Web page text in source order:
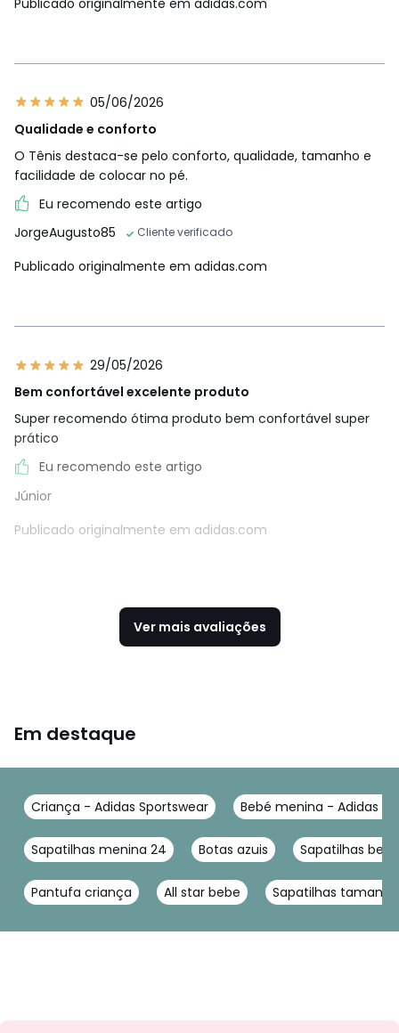
Publicado originalmente em adidas.com
05/06/2026
Qualidade e conforto
O Tênis destaca-se pelo conforto, qualidade, tamanho e
facilidade de colocar no pé.
Eu recomendo este artigo
JorgeAugusto85
Cliente verificado
Publicado originalmente em adidas.com
29/05/2026
Bem confortável excelente produto
Super recomendo ótima produto bem confortável super
prático
Eu recomendo este artigo
Júnior
Publicado originalmente em adidas.com
Ver mais avaliações
Em destaque
Criança - Adidas Sportswear Bebé menina - Adidas
Sapatilhas menina 24 Botas azuis Sapatilhas
Pantufa criança All star bebe Sapatilhas tamanho